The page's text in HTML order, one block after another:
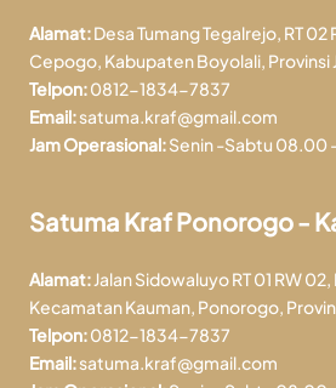
Alamat:Desa Tumang Tegalrejo, RT
Cepogo, Kabupaten Boyolali, Provinsi
Telpon:0812-1834-7837
Email:satuma.kraf@gmail.com
Jam Operasional:Senin -Sabtu 08.00
Satuma Kraf Ponorogo -
Alamat:Jalan Sidowaluyo RT 01 RW
Kecamatan Kauman, Ponorogo,
Telpon:0812-1834-7837
Email:satuma.kraf@gmail.com